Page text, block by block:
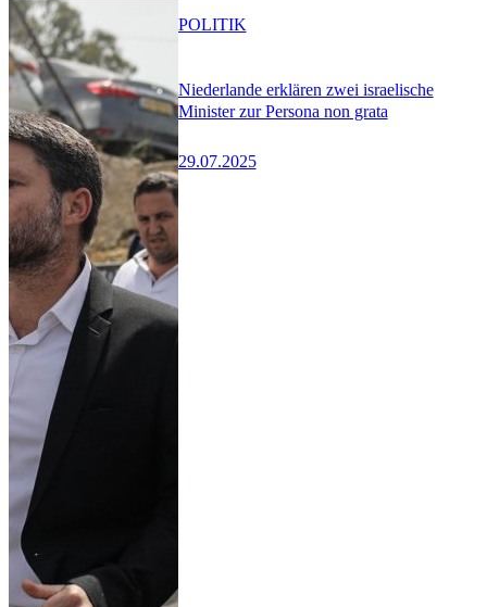
Niederlande erklären zwei israelische
Minister zur Persona non grata
29.07.2025
POLITIK